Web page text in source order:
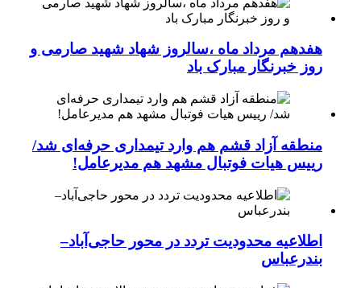
هفدهم مرداد ماه ،سالروز شهاد شهید صارمی و
روز خبرنگار مبارک باد
منطقه آزاد قشم هم وارد تیمداری حرفه‌ای شد/
رییس هیات فوتبال مشهد هم مدیرعامل!
اطلاعیه محدودیت تردد در محور حاجی‌آباد–
بندرعباس